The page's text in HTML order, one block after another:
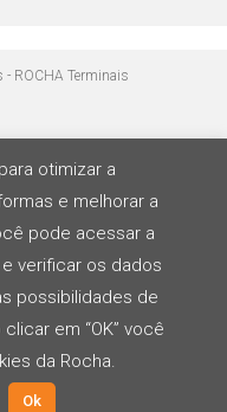
ROCHA Terminais
otimizar a
e melhorar a
pode acessar a
verificar os dados
possibilidades de
em “OK” você
da Rocha.
Ok